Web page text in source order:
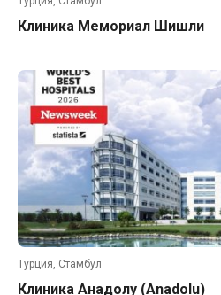
Клиника Мемориал Шишли
Турция, Стамбул
Клиника Анадолу (Anadolu)